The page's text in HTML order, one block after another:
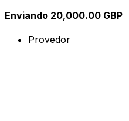
Enviando 20,000.00 GBP
Provedor